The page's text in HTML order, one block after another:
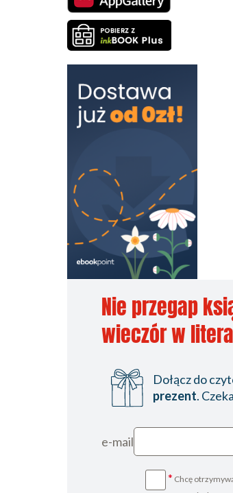
Nie przegap
wieczór w
Dołącz do
prezent.
e-mail
* Chcę